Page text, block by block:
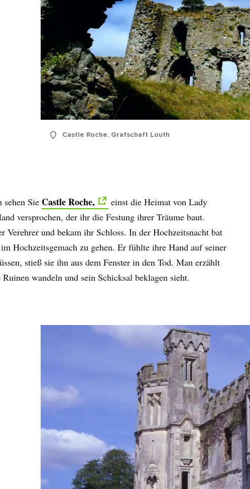
Castle Roche, Grafschaft Louth
Sie Castle Roche,
einst die Heimat von Lady
versprochen, der ihr die Festung ihrer Träume baut.
Verehrer und bekam ihr Schloss. In der Hochzeitsnacht bat
Hochzeitsgemach zu gehen. Er fühlte ihre Hand auf seiner
stieß sie ihn aus dem Fenster in den Tod. Man erzählt
wandeln und sein Schicksal beklagen sieht.